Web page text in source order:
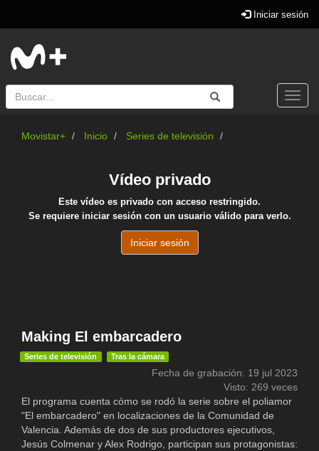
Iniciar sesión
Buscar Enviar
Buscar
Movistar+ Inicio Series de televisión
Making El embarcadero
Series de televisión Tras la cámara
Fecha de grabación: 19 jul 2023
Visto: 269 veces
El programa cuenta cómo se rodó la serie sobre el poliamor
"El embarcadero" en localizaciones de la Comunidad de
Valencia. Además de dos de sus productores ejecutivos,
Jesús Colmenar y Alex Rodrigo, participan sus protagonistas: